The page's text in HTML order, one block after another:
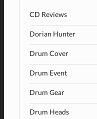
CD Reviews
Dorian Hunter
Drum Cover
Drum Event
Drum Gear
Drum Heads